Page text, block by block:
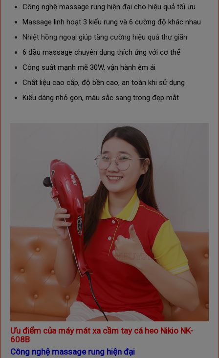
Công nghệ massage rung hiện đại cho hiệu quả tối ưu
Massage linh hoạt 3 kiểu rung và 6 cường độ khác nhau
Nhiệt hồng ngoại giúp tăng cường hiệu quả thư giãn
6 đầu massage chuyên dụng thích ứng với cơ thể
Công suất mạnh mẽ 30W, vận hành êm ái
Chất liệu cao cấp, độ bền cao, an toàn khi sử dụng
Kiểu dáng nhỏ gọn, màu sắc sang trọng đẹp mắt
Ưu điểm của máy mát xa cầm tay cá heo Nikio NK-
608B
Công nghệ massage rung hiện đại